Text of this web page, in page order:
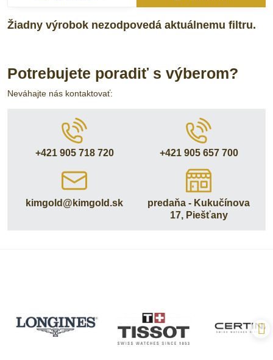
Potrebujete poradiť s výberom?
Neváhajte nás kontaktovať:
+421 905 718 720 +421 905 657 700
kimgold​@kimgold​.sk
predaňa - Kukučínova
17, Piešťany